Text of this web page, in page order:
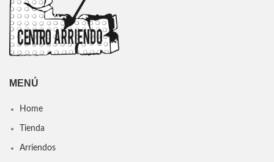
MENÚ
Home
Tienda
Arriendos